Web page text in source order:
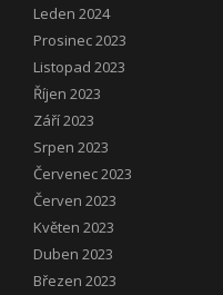
Leden 2024
Prosinec 2023
Listopad 2023
Říjen 2023
Září 2023
Srpen 2023
Červenec 2023
Červen 2023
Květen 2023
Duben 2023
Březen 2023